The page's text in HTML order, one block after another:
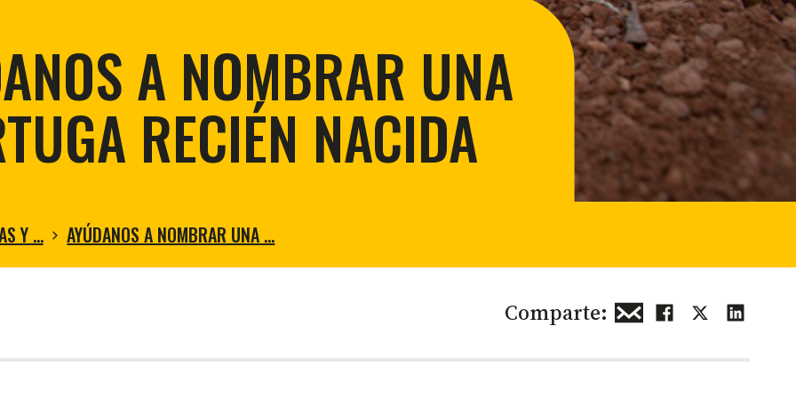
Restauración Ecologica en Floreana
Restauración de Zonas Áridas
Sostenibilidad para la conservación
A NOMBRAR UNA
RECIÉN NACIDA
Y … AYÚDANOS A NOMBRAR UNA …
Comparte: